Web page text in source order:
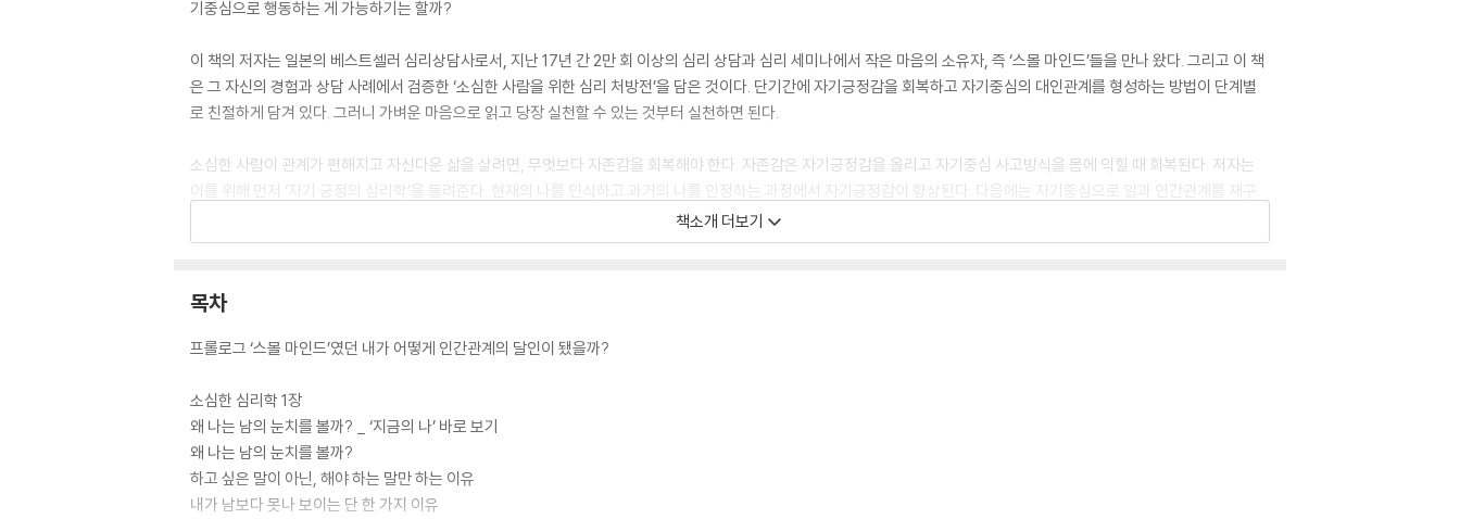
기중심으로 행동하는 게 가능하기는 할까?
이 책의 저자는 일본의 베스트셀러 심리상담사로서, 지난 17년 간 2만 회 이상의 심리 상담과 심리 세미나에서 작은 마음의 소유자, 즉 ‘스몰 마인드’들을 만나 왔다. 그리고 이 책
은 그 자신의 경험과 상담 사례에서 검증한 ‘소심한 사람을 위한 심리 처방전’을 담은 것이다. 단기간에 자기긍정감을 회복하고 자기중심의 대인관계를 형성하는 방법이 단계별
로 친절하게 담겨 있다. 그러니 가벼운 마음으로 읽고 당장 실천할 수 있는 것부터 실천하면 된다.
소심한 사람이 관계가 편해지고 자신다운 삶을 살려면, 무엇보다 자존감을 회복해야 한다. 자존감은 자기긍정감을 올리고 자기중심 사고방식을 몸에 익힐 때 회복된다. 저자는
이를 위해 먼저 ‘자기 긍정의 심리학’을 들려준다. 현재의 나를 인식하고 과거의 나를 인정하는 과정에서 자기긍정감이 향상된다. 다음에는 자기중심으로 일과 인간관계를 재구
성하는 법을 알려준다. 신기한 것은 이처럼 자기중심으로 살수록 일과 인간관계가 잘 풀리고 자신이 정말 원하는 삶을 살게 된다는 점이다.
진정 나답게 살기 위한 삶의 자세임을 알게 될 것이다.
책소개 더보기
목차
프롤로그 ‘스몰 마인드’였던 내가 어떻게 인간관계의 달인이 됐을까?
소심한 심리학 1장
왜 나는 남의 눈치를 볼까? _ ‘지금의 나’ 바로 보기
왜 나는 남의 눈치를 볼까?
하고 싶은 말이 아닌, 해야 하는 말만 하는 이유
내가 남보다 못나 보이는 단 한 가지 이유